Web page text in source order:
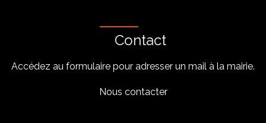
Contact
Accédez au formulaire pour adresser un mail à la mairie.
Nous contacter